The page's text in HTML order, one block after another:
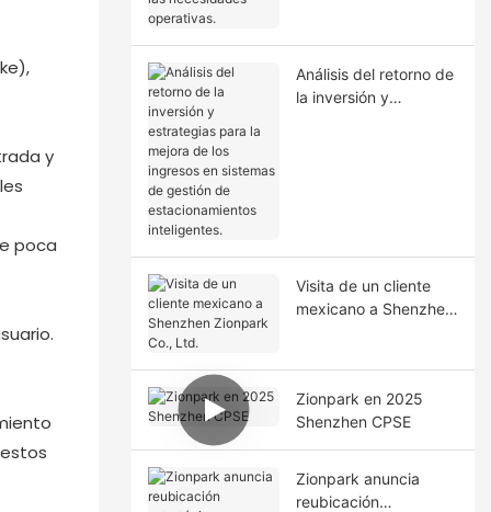
y
poca
Análisis del retorno de
la inversión y
Visita de un cliente
mexicano a Shenzhen
Zionpark en 2025
Shenzhen CPSE
Zionpark anuncia
reubicación